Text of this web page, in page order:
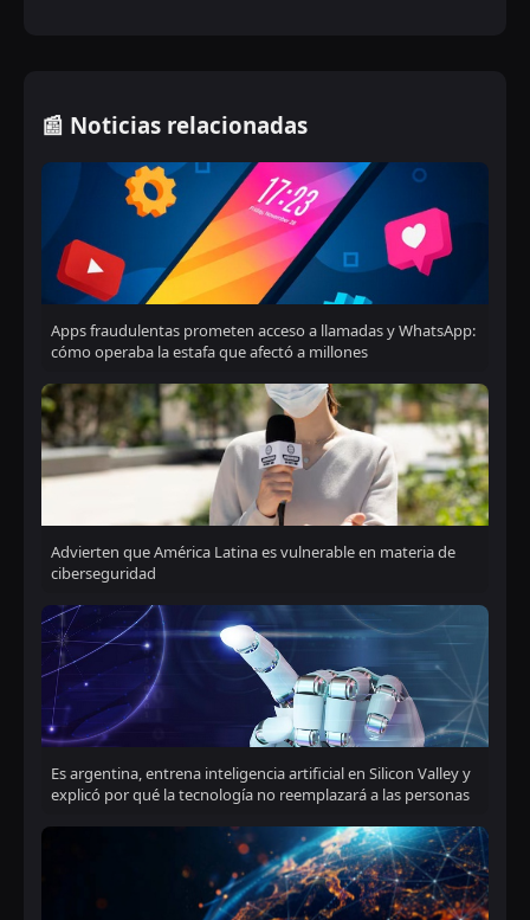
📰 Noticias relacionadas
Apps fraudulentas prometen acceso a llamadas y WhatsApp:
cómo operaba la estafa que afectó a millones
Advierten que América Latina es vulnerable en materia de
ciberseguridad
Es argentina, entrena inteligencia artificial en Silicon Valley y
explicó por qué la tecnología no reemplazará a las personas